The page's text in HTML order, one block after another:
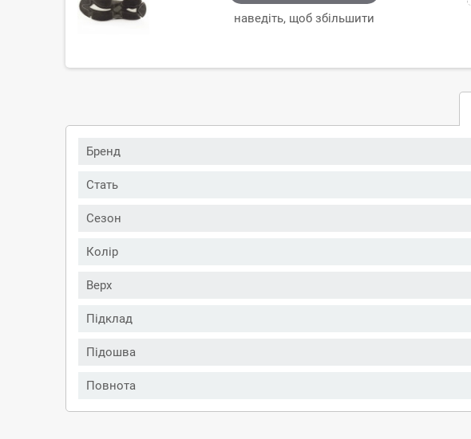
наведіть, щоб збільшити
Бренд
Стать
Сезон
Колір
Верх
Підклад
Підошва
Повнота